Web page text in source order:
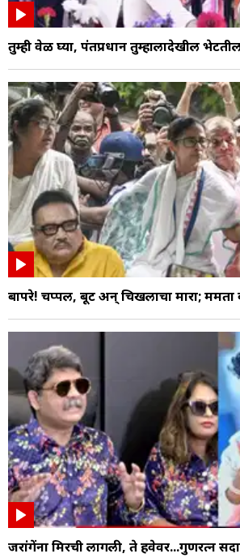
तुम्ही वेळ घ्या, पंतप्रधान तुम्हालादेखील
बापरे! चप्पल, बूट अन् चिखलाचा मारा; ममता
जरांगेंना मिरची लागली, ते हवेवर...गुणरत्न